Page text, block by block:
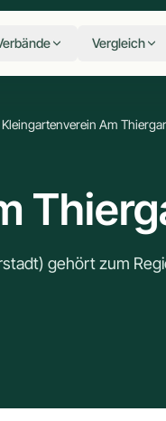
Vergleich
Kleingartenverein Am
gehört zum